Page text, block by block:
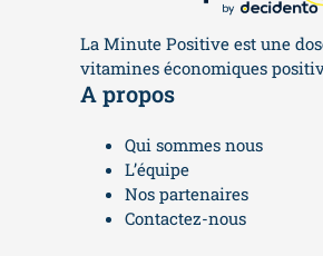
La Minute Positive est une
vitamines économiques
A propos
Qui sommes nous
L’équipe
Nos partenaires
Contactez-nous